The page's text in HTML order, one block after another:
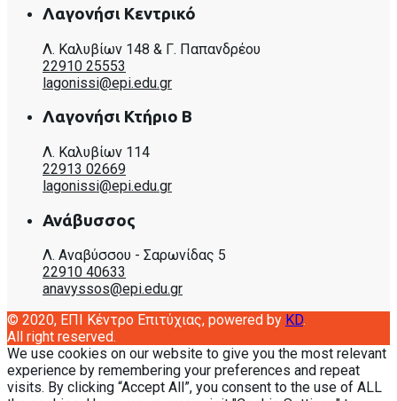
Λαγονήσι Κεντρικό
Λ. Καλυβίων 148 & Γ. Παπανδρέου
22910 25553
lagonissi@epi.edu.gr
Λαγονήσι Κτήριο Β
Λ. Καλυβίων 114
22913 02669
lagonissi@epi.edu.gr
Ανάβυσσος
Λ. Αναβύσσου - Σαρωνίδας 5
22910 40633
anavyssos@epi.edu.gr
© 2020, EΠΙ Κέντρο Επιτύχιας, powered by KD.
All right reserved.
We use cookies on our website to give you the most relevant
experience by remembering your preferences and repeat
visits. By clicking “Accept All”, you consent to the use of ALL